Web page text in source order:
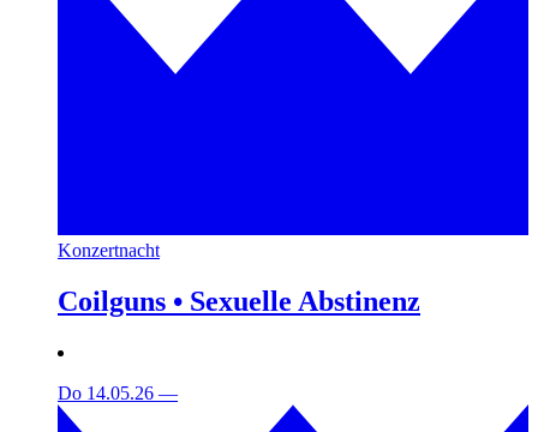
Konzertnacht
Coilguns • Sexuelle Abstinenz
Do 14.05.26 —